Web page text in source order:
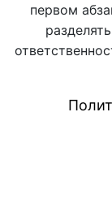
первом